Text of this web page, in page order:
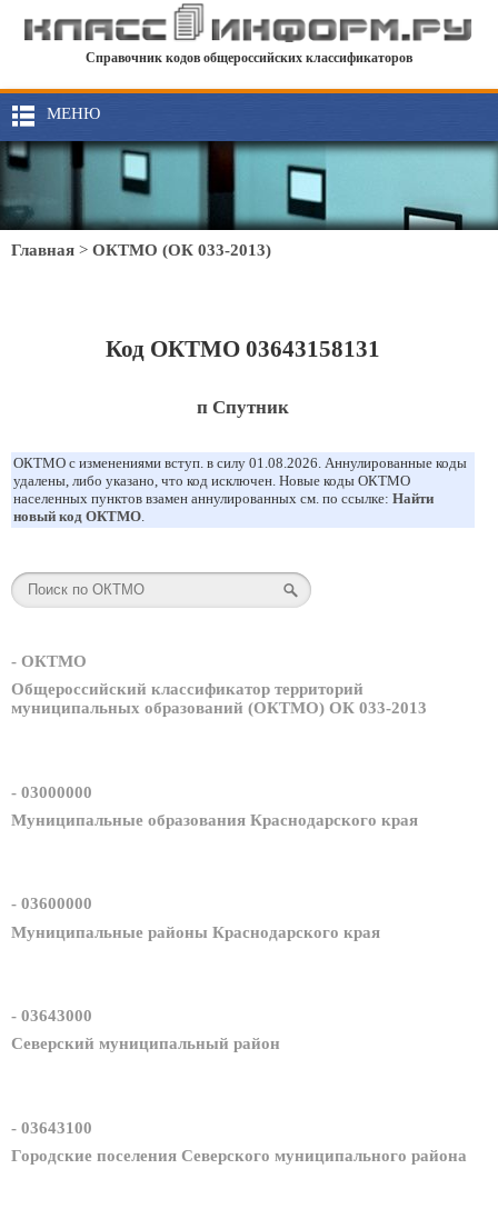
Справочник кодов общероссийских классификаторов
МЕНЮ
Главная > ОКТМО (ОК 033-2013)
Код ОКТМО 03643158131
п Спутник
ОКТМО с изменениями вступ. в силу 01.08.2026. Аннулированные коды
удалены, либо указано, что код исключен. Новые коды ОКТМО
населенных пунктов взамен аннулированных см. по ссылке: Найти
новый код ОКТМО.
- ОКТМО
Общероссийский классификатор территорий
муниципальных образований (ОКТМО) ОК 033-2013
- 03000000
Муниципальные образования Краснодарского края
- 03600000
Муниципальные районы Краснодарского края
- 03643000
Северский муниципальный район
- 03643100
Городские поселения Северского муниципального района